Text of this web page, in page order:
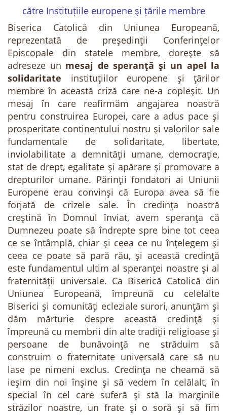
către Instituțiile europene şi țările membre
Biserica Catolică din Uniunea Europeană,
reprezentată de președinții Conferințelor
Episcopale din statele membre, dorește să
adreseze un mesaj de speranță și un apel la
solidaritate instituțiilor europene și țărilor
membre în această criză care ne-a copleșit. Un
mesaj în care reafirmăm angajarea noastră
pentru construirea Europei, care a adus pace și
prosperitate continentului nostru și valorilor sale
fundamentale de solidaritate, libertate,
inviolabilitate a demnității umane, democrație,
stat de drept, egalitate și apărare și promovare a
drepturilor umane. Părinții fondatori ai Uniunii
Europene erau convinși că Europa avea să fie
forjată de crizele sale. În credința noastră
creștină în Domnul înviat, avem speranța că
Dumnezeu poate să îndrepte spre bine tot ceea
ce se întâmplă, chiar și ceea ce nu înțelegem și
ceea ce poate să pară rău, și această credință
este fundamentul ultim al speranței noastre și al
fraternității universale. Ca Biserică Catolică din
Uniunea Europeană, împreună cu celelalte
Biserici și comunități ecleziale surori, anunțăm și
dăm mărturie despre această credință și
împreună cu membrii din alte tradiții religioase și
persoane de bunăvoință ne străduim să
construim o fraternitate universală care să nu
lase pe nimeni exclus. Credința ne cheamă să
ieșim din noi înșine și să vedem în celălalt, în
special în cel care suferă și stă la marginile
străzilor noastre, un frate și o soră și să fim